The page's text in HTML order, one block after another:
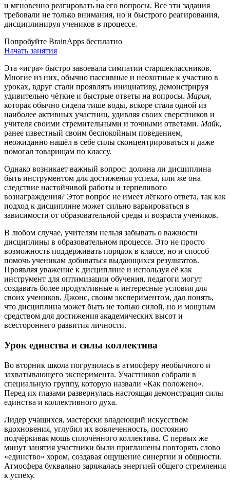
и мгновенно реагировать на его вопросы. Все эти задания
требовали не только внимания, но и быстрого реагирования,
дисциплинируя учеников в процессе.
Попробуйте BrainApps бесплатно
Начать занятия
Эта «игра» быстро завоевала симпатии старшеклассников.
Многие из них, обычно пассивные и неохотные к участию в
уроках, вдруг стали проявлять инициативу, демонстрируя
удивительно чёткие и быстрые ответы на вопросы. Мария,
которая обычно сидела тише воды, вскоре стала одной из
наиболее активных участниц, удивляя своих сверстников и
учителя своими стремительными и точными ответами. Майк,
ранее известный своим беспокойным поведением,
неожиданно нашёл в себе силы сконцентрироваться и даже
помогал товарищам по классу.
Однако возникает важный вопрос: должна ли дисциплина
быть инструментом для достижения успеха, или же она
следствие настойчивой работы и терпеливого
вознаграждения? Этот вопрос не имеет лёгкого ответа, так как
подход к дисциплине может сильно варьироваться в
зависимости от образовательной среды и возраста учеников.
В любом случае, учителям нельзя забывать о важности
дисциплины в образовательном процессе. Это не просто
возможность поддерживать порядок в классе, но и способ
помочь ученикам добиваться выдающихся результатов.
Проявляя уважение к дисциплине и используя её как
инструмент для оптимизации обучения, педагоги могут
создавать более продуктивные и интересные условия для
своих учеников. Джонс, своим экспериментом, дал понять,
что дисциплина может быть не только силой, но и мощным
средством для достижения академических высот и
всестороннего развития личности.
Урок единства и силы коллектива
Во вторник школа погрузилась в атмосферу необычного и
захватывающего эксперимента. Участников собрали в
специальную группу, которую назвали «Как положено».
Перед их глазами развернулась настоящая демонстрация силы
единства и коллективного духа.
Лидер учащихся, мастерски владеющий искусством
вдохновения, углубил их вовлеченность, постоянно
подчёркивая мощь сплочённого коллектива. С первых же
минут занятия участники были приглашены повторять слово
«единство» хором, создавая ощущение синергии и общности.
Атмосфера буквально заряжалась энергией общего стремления
к успеху.